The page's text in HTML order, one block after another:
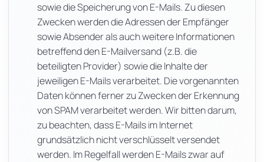
sowie die Speicherung von E-Mails. Zu diesen
Zwecken werden die Adressen der Empfänger
sowie Absender als auch weitere Informationen
betreffend den E-Mailversand (z.B. die
beteiligten Provider) sowie die Inhalte der
jeweiligen E-Mails verarbeitet. Die vorgenannten
Daten können ferner zu Zwecken der Erkennung
von SPAM verarbeitet werden. Wir bitten darum,
zu beachten, dass E-Mails im Internet
grundsätzlich nicht verschlüsselt versendet
werden. Im Regelfall werden E-Mails zwar auf